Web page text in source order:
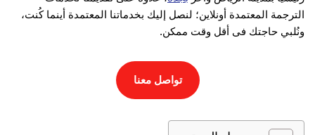
الترجمة المعتمدة أونلاين؛ لنصل إليك بخدماتنا المعتمدة أينما كُنت،
ونُلبي حاجتك فى أقل وقت ممكن.
تواصل معنا